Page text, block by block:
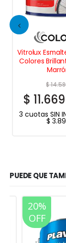
Vitrolux
Colores
$
$ 11.669
3 cuotas SIN
$
PUEDE QUE
20%
OFF